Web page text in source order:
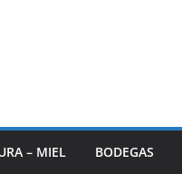
– MIEL BODEGAS